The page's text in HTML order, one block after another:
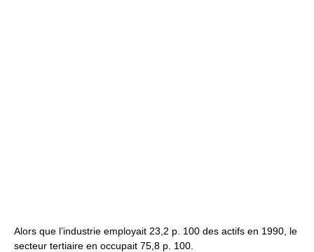
Alors que l’industrie employait 23,2 p. 100 des actifs en 1990, le
secteur tertiaire en occupait 75,8 p. 100.